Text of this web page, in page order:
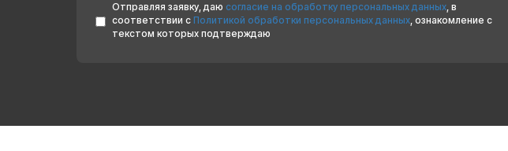
Отправляя заявку, даю согласие на обработку персональных данных, в
соответствии с Политикой обработки персональных данных, ознакомление с
текстом которых подтверждаю